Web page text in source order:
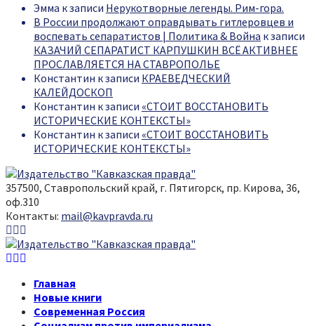
Эмма к записи Нерукотворные легенды. Рим-гора.
В России продолжают оправдывать гитлеровцев и
воспевать сепаратистов | Политика & Война к записи
КАЗАЧИЙ СЕПАРАТИСТ КАРПУШКИН ВСЁ АКТИВНЕЕ
ПРОСЛАВЛЯЕТСЯ НА СТАВРОПОЛЬЕ
Константин к записи КРАЕВЕДЧЕСКИЙ
КАЛЕЙДОСКОП
Константин к записи «СТОИТ ВОССТАНОВИТЬ
ИСТОРИЧЕСКИЕ КОНТЕКСТЫ»
Константин к записи «СТОИТ ВОССТАНОВИТЬ
ИСТОРИЧЕСКИЕ КОНТЕКСТЫ»
357500, Ставропольский край, г. Пятигорск, пр. Кирова, 36,
оф.310
Контакты: mail@kavpravda.ru
Youtube
Vk
Youtube
Vk
Главная
Новые книги
Современная Россия